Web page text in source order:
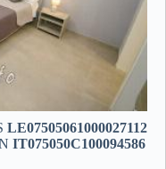
LE07505061000027112
IT075050C100094586